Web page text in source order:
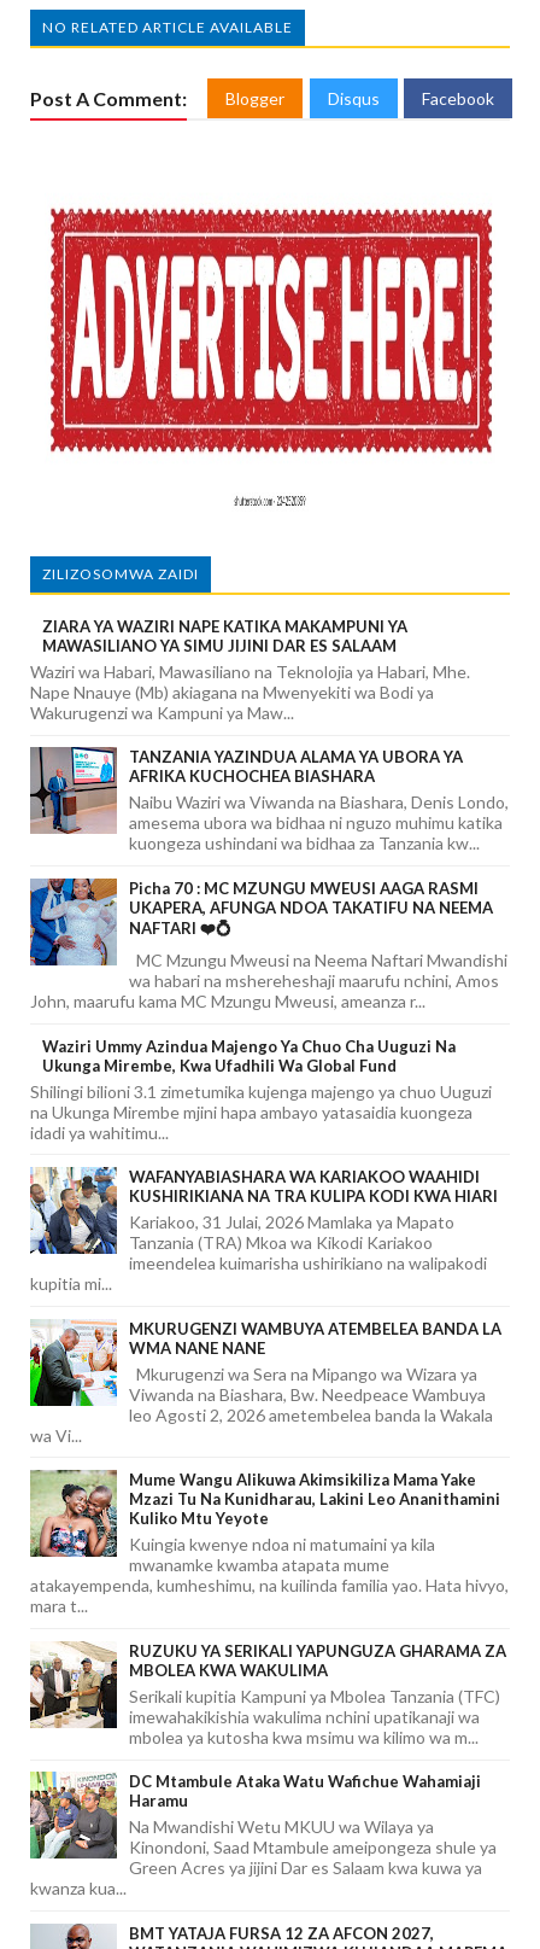
NO RELATED ARTICLE AVAILABLE
Post A Comment: Blogger Disqus Facebook
ZILIZOSOMWA ZAIDI
ZIARA YA WAZIRI NAPE KATIKA MAKAMPUNI YA
MAWASILIANO YA SIMU JIJINI DAR ES SALAAM
Waziri wa Habari, Mawasiliano na Teknolojia ya Habari, Mhe.
Nape Nnauye (Mb) akiagana na Mwenyekiti wa Bodi ya
Wakurugenzi wa Kampuni ya Maw...
TANZANIA YAZINDUA ALAMA YA UBORA YA
AFRIKA KUCHOCHEA BIASHARA
Naibu Waziri wa Viwanda na Biashara, Denis Londo,
amesema ubora wa bidhaa ni nguzo muhimu katika
kuongeza ushindani wa bidhaa za Tanzania kw...
Picha 70 : MC MZUNGU MWEUSI AAGA RASMI
UKAPERA, AFUNGA NDOA TAKATIFU NA NEEMA
NAFTARI ❤️💍
MC Mzungu Mweusi na Neema Naftari Mwandishi
wa habari na mshereheshaji maarufu nchini, Amos
John, maarufu kama MC Mzungu Mweusi, ameanza r...
Waziri Ummy Azindua Majengo Ya Chuo Cha Uuguzi Na
Ukunga Mirembe, Kwa Ufadhili Wa Global Fund
Shilingi bilioni 3.1 zimetumika kujenga majengo ya chuo Uuguzi
na Ukunga Mirembe mjini hapa ambayo yatasaidia kuongeza
idadi ya wahitimu...
WAFANYABIASHARA WA KARIAKOO WAAHIDI
KUSHIRIKIANA NA TRA KULIPA KODI KWA HIARI
Kariakoo, 31 Julai, 2026 Mamlaka ya Mapato
Tanzania (TRA) Mkoa wa Kikodi Kariakoo
imeendelea kuimarisha ushirikiano na walipakodi
kupitia mi...
MKURUGENZI WAMBUYA ATEMBELEA BANDA LA
WMA NANE NANE
Mkurugenzi wa Sera na Mipango wa Wizara ya
Viwanda na Biashara, Bw. Needpeace Wambuya
leo Agosti 2, 2026 ametembelea banda la Wakala
wa Vi...
Mume Wangu Alikuwa Akimsikiliza Mama Yake
Mzazi Tu Na Kunidharau, Lakini Leo Ananithamini
Kuliko Mtu Yeyote
Kuingia kwenye ndoa ni matumaini ya kila
mwanamke kwamba atapata mume
atakayempenda, kumheshimu, na kuilinda familia yao. Hata hivyo,
mara t...
RUZUKU YA SERIKALI YAPUNGUZA GHARAMA ZA
MBOLEA KWA WAKULIMA
Serikali kupitia Kampuni ya Mbolea Tanzania (TFC)
imewahakikishia wakulima nchini upatikanaji wa
mbolea ya kutosha kwa msimu wa kilimo wa m...
DC Mtambule Ataka Watu Wafichue Wahamiaji
Haramu
Na Mwandishi Wetu MKUU wa Wilaya ya
Kinondoni, Saad Mtambule ameipongeza shule ya
Green Acres ya jijini Dar es Salaam kwa kuwa ya
kwanza kua...
BMT YATAJA FURSA 12 ZA AFCON 2027,